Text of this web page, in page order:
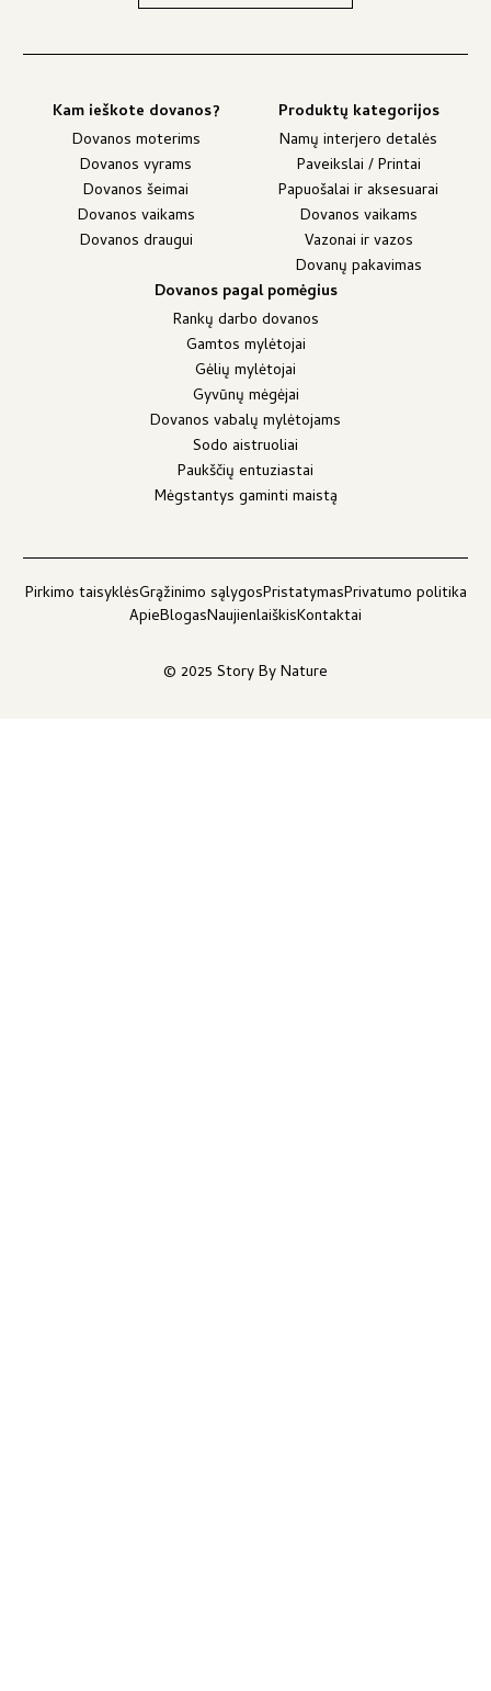
Kam ieškote dovanos?
Dovanos moterims
Dovanos vyrams
Dovanos šeimai
Dovanos vaikams
Dovanos draugui
Produktų kategorijos
Namų interjero detalės
Paveikslai / Printai
Papuošalai ir aksesuarai
Dovanos vaikams
Vazonai ir vazos
Dovanų pakavimas
Dovanos pagal pomėgius
Rankų darbo dovanos
Gamtos mylėtojai
Gėlių mylėtojai
Gyvūnų mėgėjai
Dovanos vabalų mylėtojams
Sodo aistruoliai
Paukščių entuziastai
Mėgstantys gaminti maistą
© 2025 Story By Nature
Pirkimo taisyklėsGrąžinimo sąlygosPristatymasPrivatumo politika
ApieBlogasNaujienlaiškisKontaktai